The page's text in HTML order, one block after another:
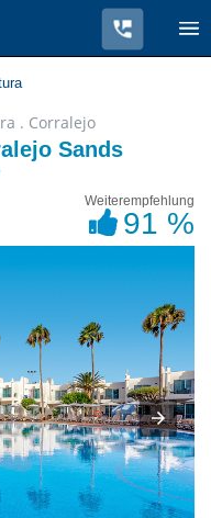
. Corralejo
Sands
Weiterempfehlung
91 %